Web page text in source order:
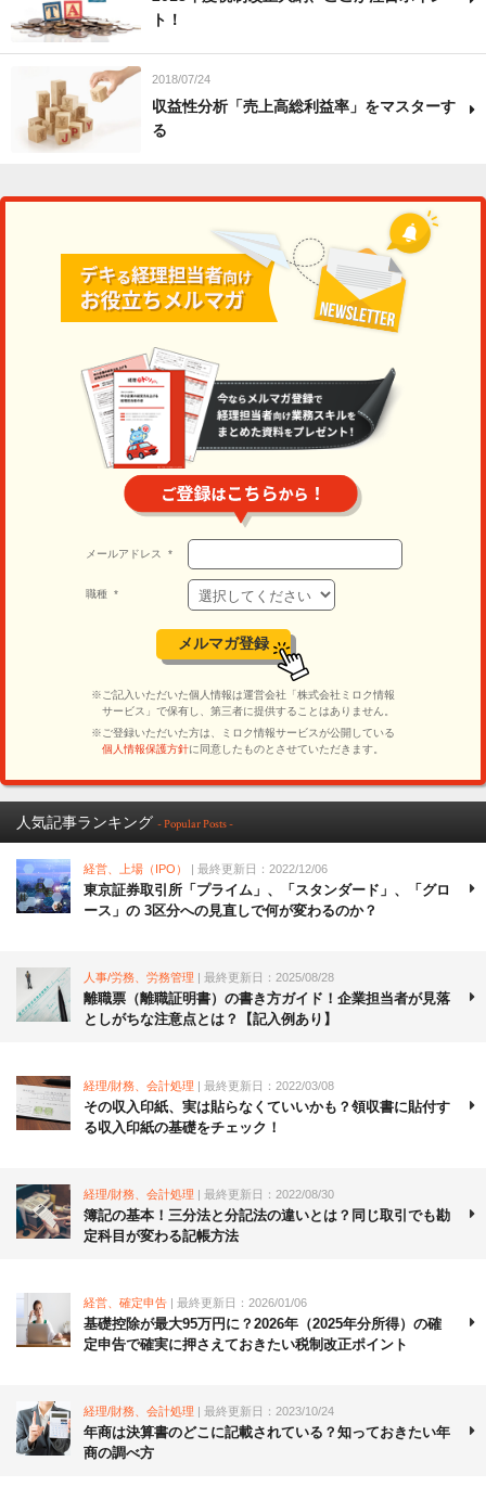
ト！
2018/07/24
収益性分析「売上高総利益率」をマスターす
る
人気記事ランキング - Popular Posts -
経営、上場（IPO） | 最終更新日：2022/12/06
東京証券取引所「プライム」、「スタンダード」、「グロ
ース」の 3区分への見直しで何が変わるのか？
人事/労務、労務管理 | 最終更新日：2025/08/28
離職票（離職証明書）の書き方ガイド！企業担当者が見落
としがちな注意点とは？【記入例あり】
経理/財務、会計処理 | 最終更新日：2022/03/08
その収入印紙、実は貼らなくていいかも？領収書に貼付す
る収入印紙の基礎をチェック！
経理/財務、会計処理 | 最終更新日：2022/08/30
簿記の基本！三分法と分記法の違いとは？同じ取引でも勘
定科目が変わる記帳方法
経営、確定申告 | 最終更新日：2026/01/06
基礎控除が最大95万円に？2026年（2025年分所得）の確
定申告で確実に押さえておきたい税制改正ポイント
経理/財務、会計処理 | 最終更新日：2023/10/24
年商は決算書のどこに記載されている？知っておきたい年
商の調べ方